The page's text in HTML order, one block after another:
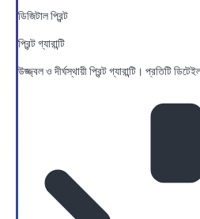
ডিজিটাল প্রিন্ট
প্রিন্ট গ্যারান্টি
উজ্জ্বল ও দীর্ঘস্থায়ী প্রিন্ট গ্যারান্টি। প্রতিটি